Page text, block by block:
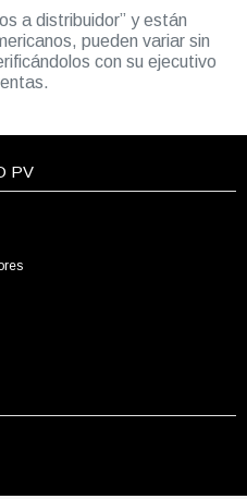
a distribuidor” y están
pueden variar sin
con su ejecutivo
PV